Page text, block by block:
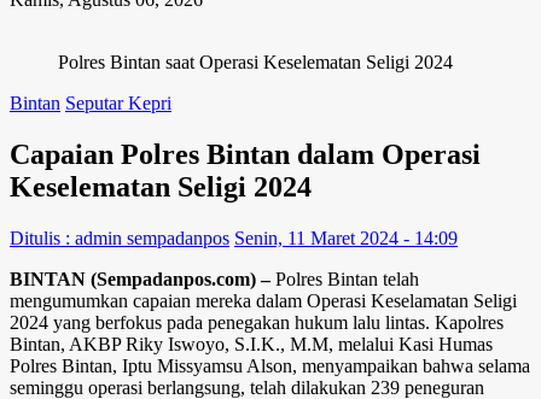
Polres Bintan saat Operasi Keselematan Seligi 2024
Bintan Seputar Kepri
Capaian Polres Bintan dalam Operasi
Keselematan Seligi 2024
Ditulis : admin sempadanpos Senin, 11 Maret 2024 - 14:09
BINTAN (Sempadanpos.com) –Polres Bintan telah
mengumumkan capaian mereka dalam Operasi Keselamatan Seligi
2024 yang berfokus pada penegakan hukum lalu lintas. Kapolres
Bintan, AKBP Riky Iswoyo, S.I.K., M.M, melalui Kasi Humas
Polres Bintan, Iptu Missyamsu Alson, menyampaikan bahwa selama
seminggu operasi berlangsung, telah dilakukan 239 peneguran